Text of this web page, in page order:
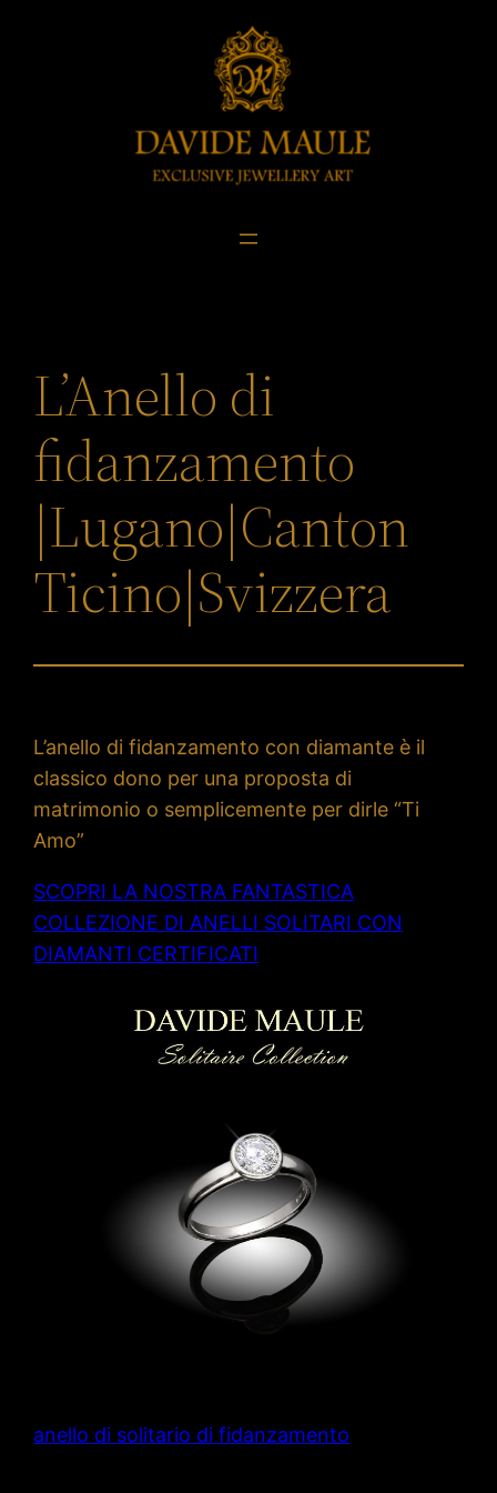
L’Anello di
fidanzamento
|Lugano|Canton
Ticino|Svizzera
L’anello di fidanzamento con diamante è il
classico dono per una proposta di
matrimonio o semplicemente per dirle “Ti
Amo”
SCOPRI LA NOSTRA FANTASTICA
COLLEZIONE DI ANELLI SOLITARI CON
DIAMANTI CERTIFICATI
anello di solitario di fidanzamento